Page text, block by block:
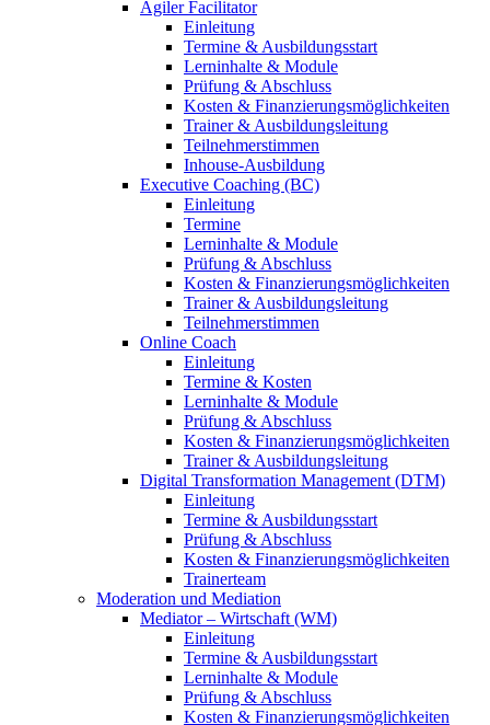
Agiler Facilitator
Einleitung
Termine & Ausbildungsstart
Lerninhalte & Module
Prüfung & Abschluss
Kosten & Finanzierungsmöglichkeiten
Trainer & Ausbildungsleitung
Teilnehmerstimmen
Inhouse-Ausbildung
Executive Coaching (BC)
Einleitung
Termine
Lerninhalte & Module
Prüfung & Abschluss
Kosten & Finanzierungsmöglichkeiten
Trainer & Ausbildungsleitung
Teilnehmerstimmen
Online Coach
Einleitung
Termine & Kosten
Lerninhalte & Module
Prüfung & Abschluss
Kosten & Finanzierungsmöglichkeiten
Trainer & Ausbildungsleitung
Digital Transformation Management (DTM)
Einleitung
Termine & Ausbildungsstart
Prüfung & Abschluss
Kosten & Finanzierungsmöglichkeiten
Trainerteam
Moderation und Mediation
Mediator – Wirtschaft (WM)
Einleitung
Termine & Ausbildungsstart
Lerninhalte & Module
Prüfung & Abschluss
Kosten & Finanzierungsmöglichkeiten